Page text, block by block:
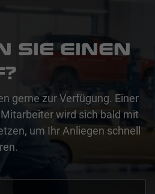
SIE EINEN
gerne zur Verfügung. Einer
wird sich bald mit
um Ihr Anliegen schnell